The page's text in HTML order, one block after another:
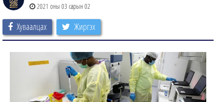
2021 оны 03 сарын 02
Хуваалцах Жиргэх